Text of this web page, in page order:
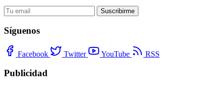
Suscribirme
Síguenos
Facebook Twitter YouTube RSS
Publicidad